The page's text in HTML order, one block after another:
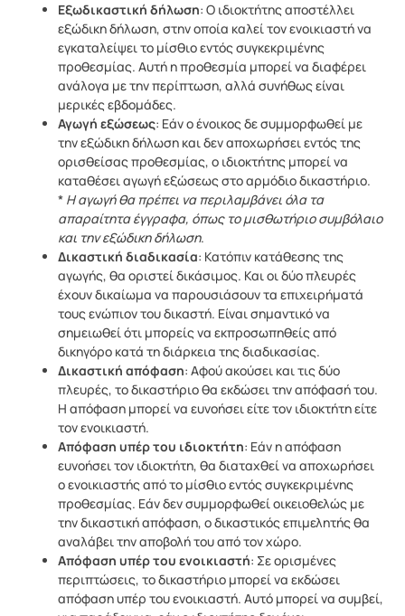
Εξωδικαστική δήλωση: Ο ιδιοκτήτης αποστέλλει
εξώδικη δήλωση, στην οποία καλεί τον ενοικιαστή να
εγκαταλείψει το μίσθιο εντός συγκεκριμένης
προθεσμίας. Αυτή η προθεσμία μπορεί να διαφέρει
ανάλογα με την περίπτωση, αλλά συνήθως είναι
μερικές εβδομάδες.
Αγωγή εξώσεως: Εάν ο ένοικος δε συμμορφωθεί με
την εξώδικη δήλωση και δεν αποχωρήσει εντός της
ορισθείσας προθεσμίας, ο ιδιοκτήτης μπορεί να
καταθέσει αγωγή εξώσεως στο αρμόδιο δικαστήριο.
* Η αγωγή θα πρέπει να περιλαμβάνει όλα τα
απαραίτητα έγγραφα, όπως το μισθωτήριο συμβόλαιο
και την εξώδικη δήλωση.
Δικαστική διαδικασία: Κατόπιν κατάθεσης της
αγωγής, θα οριστεί δικάσιμος. Και οι δύο πλευρές
έχουν δικαίωμα να παρουσιάσουν τα επιχειρήματά
τους ενώπιον του δικαστή. Είναι σημαντικό να
σημειωθεί ότι μπορείς να εκπροσωπηθείς από
δικηγόρο κατά τη διάρκεια της διαδικασίας.
Δικαστική απόφαση: Αφού ακούσει και τις δύο
πλευρές, το δικαστήριο θα εκδώσει την απόφασή του.
Η απόφαση μπορεί να ευνοήσει είτε τον ιδιοκτήτη είτε
τον ενοικιαστή.
Απόφαση υπέρ του ιδιοκτήτη: Εάν η απόφαση
ευνοήσει τον ιδιοκτήτη, θα διαταχθεί να αποχωρήσει
ο ενοικιαστής από το μίσθιο εντός συγκεκριμένης
προθεσμίας. Εάν δεν συμμορφωθεί οικειοθελώς με
την δικαστική απόφαση, ο δικαστικός επιμελητής θα
αναλάβει την αποβολή του από τον χώρο.
Απόφαση υπέρ του ενοικιαστή: Σε ορισμένες
περιπτώσεις, το δικαστήριο μπορεί να εκδώσει
απόφαση υπέρ του ενοικιαστή. Αυτό μπορεί να συμβεί,